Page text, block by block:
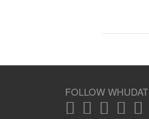
FOLLOW WHUDAT